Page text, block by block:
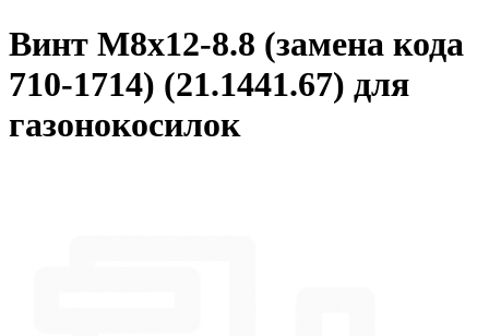
Винт M8х12-8.8 (замена кода
710-1714) (21.1441.67) для
газонокосилок